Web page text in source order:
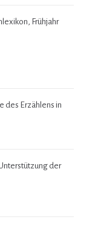
Frühjahr
des Erzählens in
der